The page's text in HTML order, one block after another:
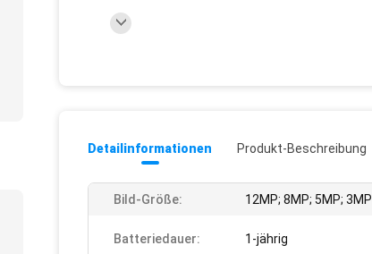
Detailinformationen Produkt-Beschreibung
Bild-Größe: 12MP; 8MP; 5MP; 3MP
Batteriedauer: 1-jährig